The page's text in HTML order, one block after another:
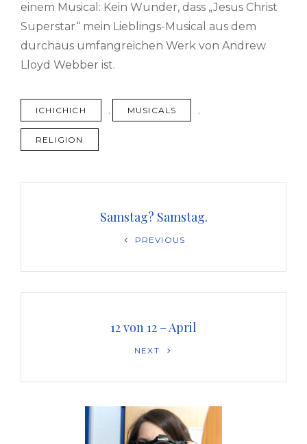
einem Musical: Kein Wunder, dass „Jesus Christ
Superstar“ mein Lieblings-Musical aus dem
durchaus umfangreichen Werk von Andrew
Lloyd Webber ist.
TAGSICHICHICH , MUSICALS ,
RELIGION
Samstag? Samstag.
PREVIOUS
12 von 12 – April
NEXT